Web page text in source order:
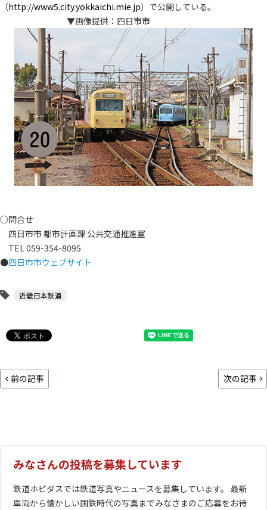
（http://www5.city.yokkaichi.mie.jp）で公開している。
▼画像提供：四日市市
○問合せ
四日市市 都市計画課 公共交通推進室
TEL 059-354-8095
●四日市市ウェブサイト
近畿日本鉄道
前の記事 次の記事
みなさんの投稿を募集しています
鉄道ホビダスでは鉄道写真やニュースを募集しています。 最新
車両から懐かしい国鉄時代の写真までみなさまのご応募をお待